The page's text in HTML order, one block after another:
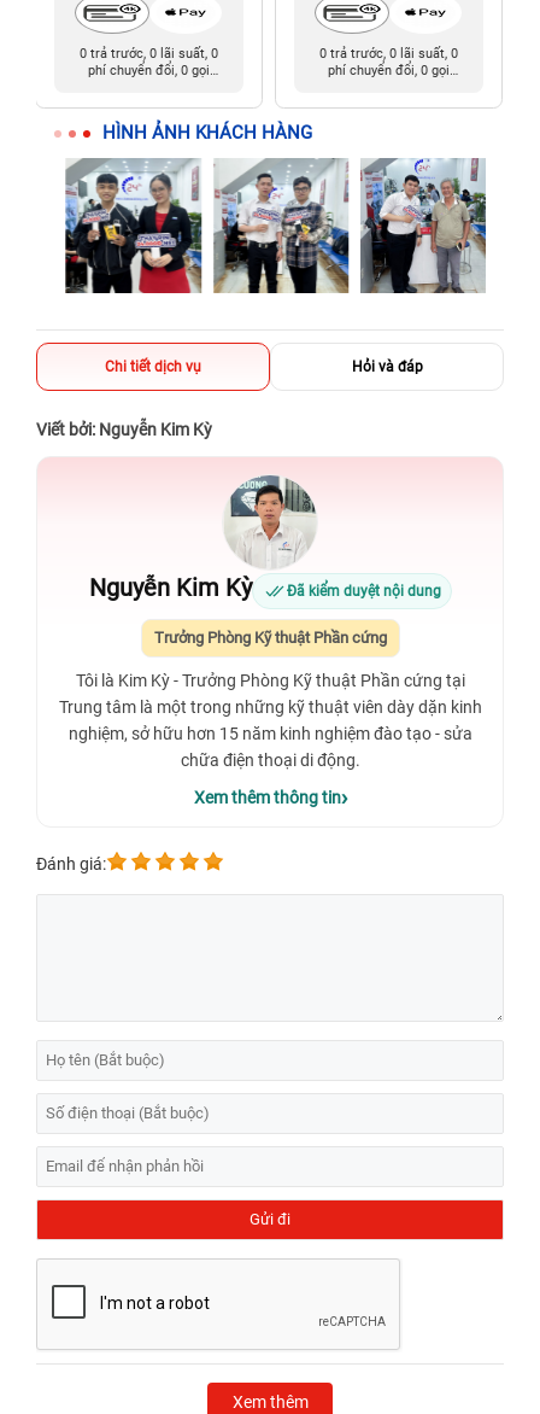
0 trả trước, 0 lãi suất, 0
phí chuyển đổi, 0 gọi
0 trả trước, 0 lãi suất, 0
phí chuyển đổi, 0 gọi
HÌNH ẢNH KHÁCH HÀNG
Chi tiết dịch vụ Hỏi và đáp
Viết bởi: Nguyễn Kim Kỳ
Nguyễn Kim Kỳ Đã kiểm duyệt nội dung
Trưởng Phòng Kỹ thuật Phần cứng
Tôi là Kim Kỳ - Trưởng Phòng Kỹ thuật Phần cứng tại
Trung tâm là một trong những kỹ thuật viên dày dặn kinh
nghiệm, sở hữu hơn 15 năm kinh nghiệm đào tạo - sửa
chữa điện thoại di động.
Xem thêm thông tin
Đánh giá:
Xem thêm